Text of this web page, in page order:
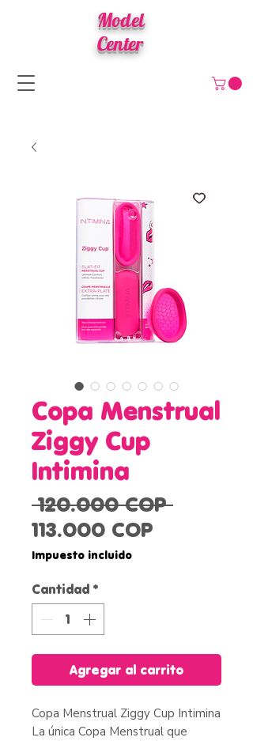
Model
Center
Copa Menstrual
Ziggy Cup
Intimina
120.000 COP Precio
113.000 COP
Impuesto incluido
Cantidad *
Agregar al carrito
Copa Menstrual Ziggy Cup Intimina
La única Copa Menstrual que